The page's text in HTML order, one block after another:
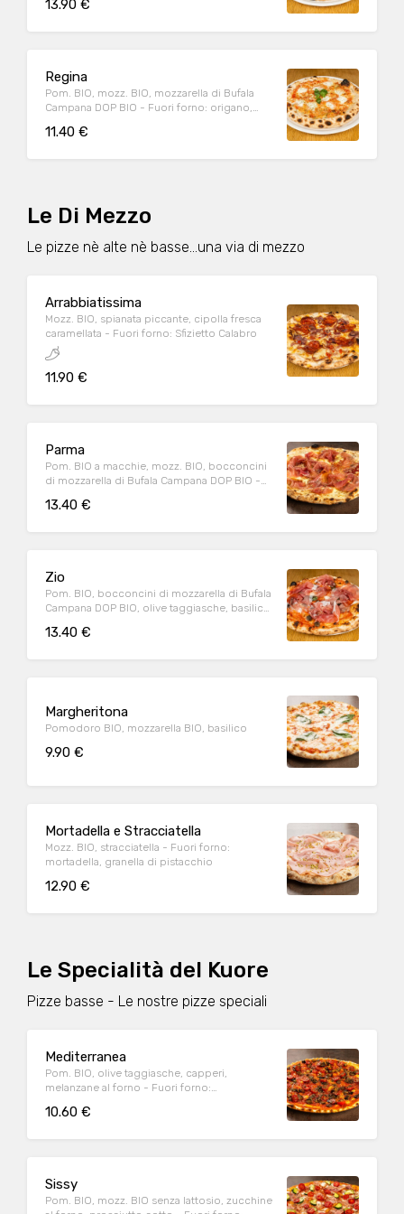
13.90 €
Regina
Pom. BIO, mozz. BIO, mozzarella di Bufala
Campana DOP BIO - Fuori forno: origano,
11.40 €
Le Di Mezzo
Le pizze nè alte nè basse...una via di mezzo
Arrabbiatissima
Mozz. BIO, spianata piccante, cipolla fresca
caramellata - Fuori forno: Sfizietto Calabro
11.90 €
Parma
Pom. BIO a macchie, mozz. BIO, bocconcini
di mozzarella di Bufala Campana DOP BIO -
origano
13.40 €
Zio
Pom. BIO, bocconcini di mozzarella di Bufala
Campana DOP BIO, olive taggiasche, basilico
(20m.)
13.40 €
Margheritona
Pomodoro BIO, mozzarella BIO, basilico
9.90 €
Mortadella e Stracciatella
Mozz. BIO, stracciatella - Fuori forno:
mortadella, granella di pistacchio
12.90 €
Le Specialità del Kuore
Pizze basse - Le nostre pizze speciali
Mediterranea
Pom. BIO, olive taggiasche, capperi,
melanzane al forno - Fuori forno:
10.60 €
Sissy
Pom. BIO, mozz. BIO senza lattosio, zucchine